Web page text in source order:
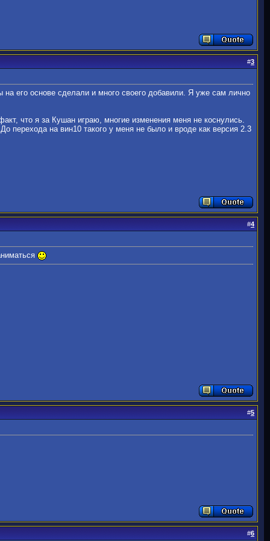
#3
его основе сделали и много своего добавили. Я уже сам лично
что я за Кушан играю, многие изменения меня не коснулись.
перехода на вин10 такого у меня не было и вроде как версия 2.3
#4
#5
#6